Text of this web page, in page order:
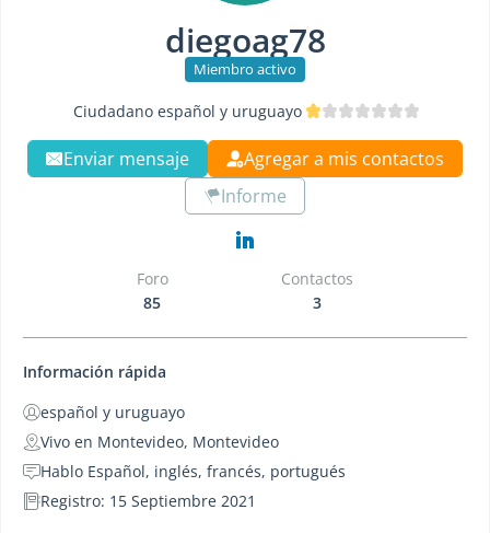
diegoag78
Miembro activo
Ciudadano español y uruguayo
Enviar mensaje
Agregar a mis contactos
Informe
Foro
85
Contactos
3
Información rápida
español y uruguayo
Vivo en Montevideo, Montevideo
Hablo Español, inglés, francés, portugués
Registro: 15 Septiembre 2021